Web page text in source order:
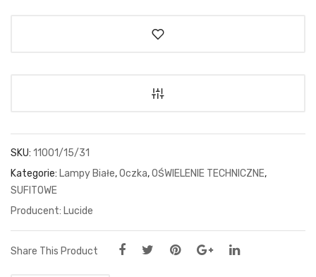
SKU: 11001/15/31
Kategorie: Lampy Białe,Oczka,OŚWIELENIE TECHNICZNE,
SUFITOWE
Lucide
Share This Product